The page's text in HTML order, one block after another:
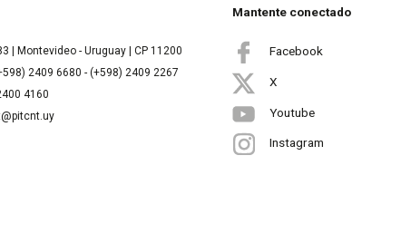
| Montevideo - Uruguay | CP 11200
2409 6680 - (+598) 2409 2267
4160
Mantente conectado
Facebook
X
Youtube
Instagram